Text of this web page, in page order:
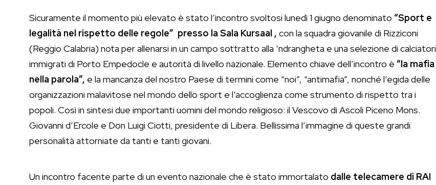
Sicuramente il momento più elevato è stato l’incontro svoltosi lunedì 1 giugno denominato “Sport e
legalità nel rispetto delle regole” presso la Sala Kursaal , con la squadra giovanile di Rizzìconi
(Reggio Calabria) nota per allenarsi in un campo sottratto alla ‘ndrangheta e una selezione di calciatori
immigrati di Porto Empedocle e autorità di livello nazionale. Elemento chiave dell’incontro è “la mafia
nella parola”, e la mancanza del nostro Paese di termini come “noi”, “antimafia”, nonché l’egida delle
organizzazioni malavitose nel mondo dello sport e l’accoglienza come strumento di rispetto tra i
popoli. Così in sintesi due importanti uomini del mondo religioso: il Vescovo di Ascoli Piceno Mons.
Giovanni d’Ercole e Don Luigi Ciotti, presidente di Libera. Bellissima l’immagine di queste grandi
personalità attorniate da tanti e tanti giovani.
Un incontro facente parte di un evento nazionale che è stato immortalato dalle telecamere di RAI